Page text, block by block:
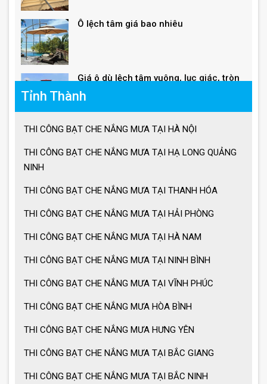
Giá ô lệch tâm vuông
Lưu ý khi sử dụng ô dù che nắng mưa
Ưu điểm ô dù che nắng mưa
Ô dù che nắng mưa giá tốt
Ô dù che nắng mưa loại lớn
Tỉnh Thành
THI CÔNG BẠT CHE NẮNG MƯA TẠI HÀ NỘI
THI CÔNG BẠT CHE NẮNG MƯA TẠI HẠ LONG QUẢNG
NINH
THI CÔNG BẠT CHE NẮNG MƯA TẠI THANH HÓA
THI CÔNG BẠT CHE NẮNG MƯA TẠI HẢI PHÒNG
THI CÔNG BẠT CHE NẮNG MƯA TẠI HÀ NAM
THI CÔNG BẠT CHE NẮNG MƯA TẠI NINH BÌNH
THI CÔNG BẠT CHE NẮNG MƯA TẠI VĨNH PHÚC
THI CÔNG BẠT CHE NẮNG MƯA HÒA BÌNH
THI CÔNG BẠT CHE NẮNG MƯA HƯNG YÊN
THI CÔNG BẠT CHE NẮNG MƯA TẠI BẮC GIANG
THI CÔNG BẠT CHE NẮNG MƯA TẠI BẮC NINH